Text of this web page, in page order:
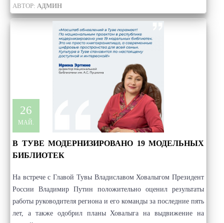
АВТОР: АДМИН
26
МАЙ.
В ТУВЕ МОДЕРНИЗИРОВАНО 19 МОДЕЛЬНЫХ
БИБЛИОТЕК
На встрече с Главой Тувы Владиславом Ховалыгом Президент
России Владимир Путин положительно оценил результаты
работы руководителя региона и его команды за последние пять
лет, а также одобрил планы Ховалыга на выдвижение на